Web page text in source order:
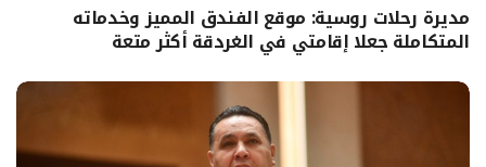
مديرة رحلات روسية: موقع الفندق المميز وخدماته
المتكاملة جعلا إقامتي في الغردقة أكثر متعة